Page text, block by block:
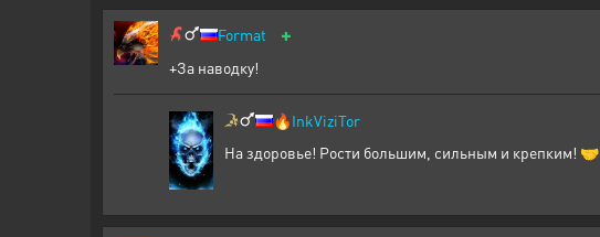
Format +
+За наводку!
🔥InkViziTor
На здоровье! Рости большим, сильным и крепким! 🤝